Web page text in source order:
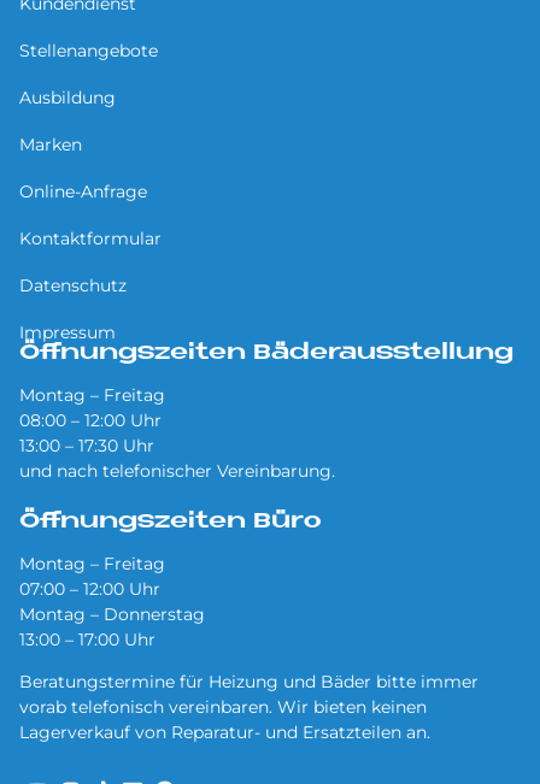
Stellenangebote
Ausbildung
Marken
Online-Anfrage
Kontaktformular
Datenschutz
Impressum
Öffnungszeiten Bäderausstellung
Montag – Freitag
08:00 – 12:00 Uhr
13:00 – 17:30 Uhr
und nach telefonischer Vereinbarung.
Öffnungszeiten Büro
Montag – Freitag
07:00 – 12:00 Uhr
Montag – Donnerstag
13:00 – 17:00 Uhr
Beratungstermine für Heizung und Bäder bitte immer
vorab telefonisch vereinbaren. Wir bieten keinen
Lagerverkauf von Reparatur- und Ersatzteilen an.